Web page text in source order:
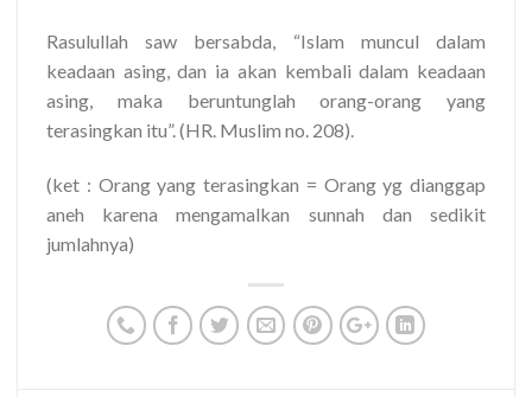
Rasulullah saw bersabda, “Islam muncul dalam
keadaan asing, dan ia akan kembali dalam keadaan
asing, maka beruntunglah orang-orang yang
terasingkan itu”. (HR. Muslim no. 208).
(ket : Orang yang terasingkan = Orang yg dianggap
aneh karena mengamalkan sunnah dan sedikit
jumlahnya)